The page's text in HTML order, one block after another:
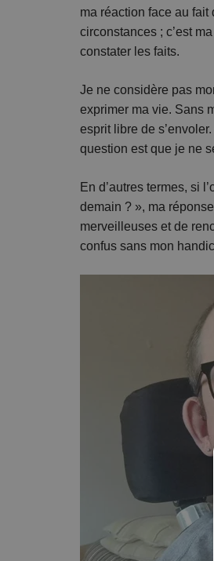
ma réaction face au
circonstances ; c’est
constater les faits.
Je ne considère pas
exprimer ma vie. Sans
esprit libre de
question est que je ne
En d’autres termes, si
demain ? », ma
merveilleuses et de
confus sans mon